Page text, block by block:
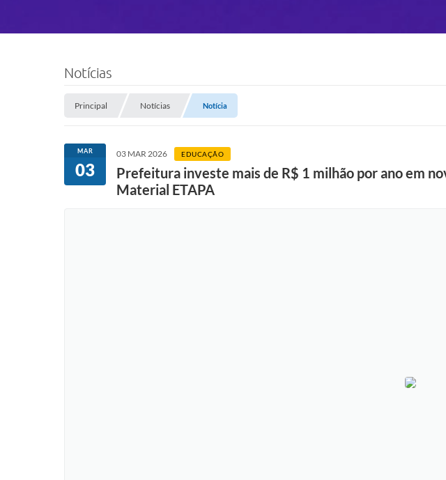
Notícias
Principal Notícias Notícia
MAR
03
03 MAR 2026 EDUCAÇÃO
Prefeitura investe mais de R$ 1 milhão por ano em
Material ETAPA